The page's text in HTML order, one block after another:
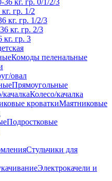
гр. 1/2
кг. гр. 1/2/3
кг. гр. 2/3
кг. гр. 3
Комоды пеленальные
овал
Прямоугольные
Колесо/качалка
Маятниковые
Подростковые
Стульчики для
Электрокачели и